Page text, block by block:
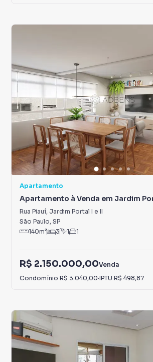
Apartamento
Apartamento à Venda em Jardim
Rua Piauí, Jardim Portal I e II
São Paulo, SP
140m² 3 1 1
R$ 2.150.000,00Venda
Condomínio R$ 3.040,00·IPTU R$ 498,87